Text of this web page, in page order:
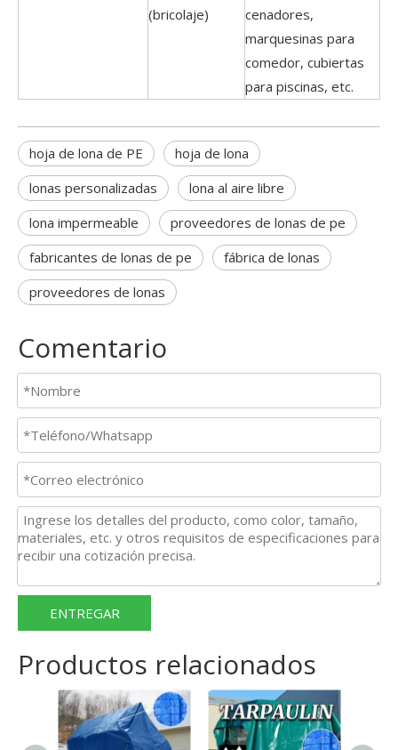
(bricolaje)
cenadores,
marquesinas para
comedor, cubiertas
para piscinas, etc.
hoja de lona de PE
hoja de lona
lonas personalizadas
lona al aire libre
lona impermeable
proveedores de lonas de pe
fabricantes de lonas de pe
fábrica de lonas
proveedores de lonas
Comentario
ENTREGAR
Productos relacionados